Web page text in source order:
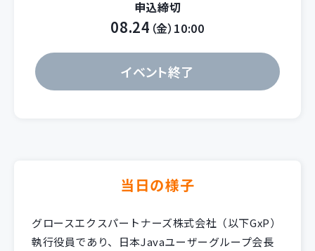
申込締切
08.24 （金）10:00
イベント終了
当日の様子
グロースエクスパートナーズ株式会社（以下GxP）
執行役員であり、日本Javaユーザーグループ会長